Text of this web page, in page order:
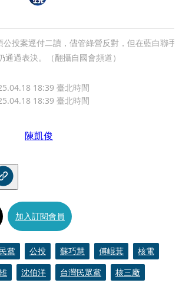
公投案逕付二讀，儘管綠營反對，但在藍白聯手
通過表決。（翻攝自國會頻道）
18:39 臺北時間
18:39 臺北時間
陳凱俊
加入訂閱會員
黨 公投 蘇巧慧 傅崐萁
核電
沈伯洋 台灣民眾黨
核三廠